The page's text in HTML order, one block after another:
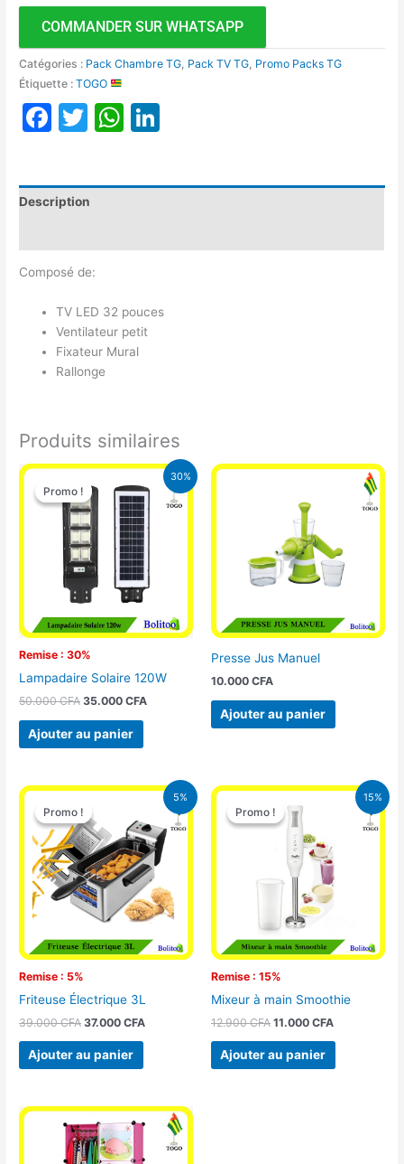
COMMANDER SUR WHATSAPP
Catégories : Pack Chambre TG Pack TV TG Promo Packs TG
Étiquette :TOGO
Facebook
TwitterWhatsApp
Description
Composé de:
TV LED 32 pouces
Ventilateur petit
Fixateur Mural
Rallonge
Produits similaires
30%
Promo !
Remise : 30%
Promo !
Lampadaire Solaire 120W
50.000CFA
Le
prix
initial
était :
50.000 CFA.
35.000CFA
Le
prix
actuel
est :
35.000 CFA.
Ajouter au panier
Presse Jus Manuel
10.000 CFA
Ajouter au panier
5%
Promo !
Remise : 5%
Promo !
Friteuse Électrique 3L
39.000CFA
Le
initial
était :
39.000 CFA.
37.000CFA
Le
prix
actuel
est :
37.000 CFA.
Ajouter au panier
15%
Promo !
Remise : 15%
Promo !
Mixeur à main Smoothie
12.900CFA
Le
prix
initial
était :
12.900 CFA.
11.000 CFA
Le
Ajouter au panier